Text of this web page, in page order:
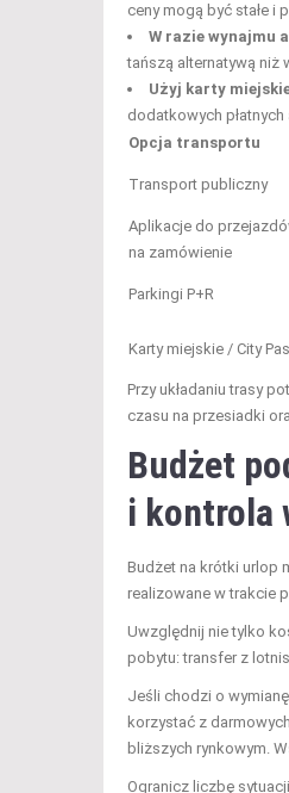
ceny mogą być stałe i
W razie wynajmu
tańszą alternatywą niż
Użyj karty
dodatkowych
Opcja transportu
Transport publiczny
Aplikacje do
na zamówienie
Parkingi P+R
Karty miejskie / City
Przy układaniu trasy
czasu na przesiadki
Budżet
i kontrola
Budżet na krótki urlop
realizowane w trakcie
Uwzględnij nie tylko
pobytu: transfer z
Jeśli chodzi o
korzystać z
bliższych rynkowym.
Ogranicz liczbę